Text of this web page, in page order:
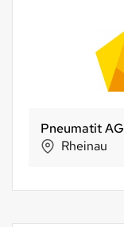
Pneumatit AG
Rheinau